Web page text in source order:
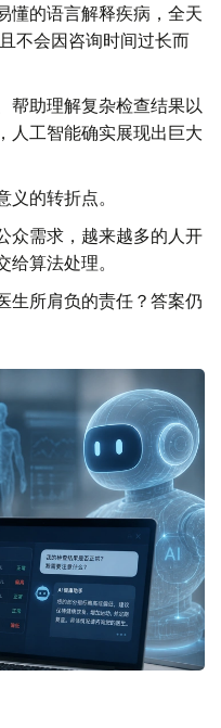
懂的语言解释疾病，全天
不会因咨询时间过长而
帮助理解复杂检查结果以
人工智能确实展现出巨大
的转折点。
众需求，越来越多的人开
算法处理。
生所肩负的责任？答案仍